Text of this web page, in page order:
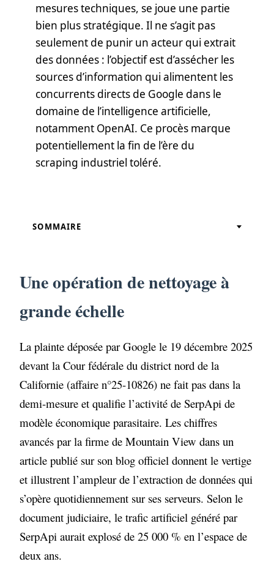
mesures techniques, se joue une partie
bien plus stratégique. Il ne s’agit pas
seulement de punir un acteur qui extrait
des données : l’objectif est d’assécher les
sources d’information qui alimentent les
concurrents directs de Google dans le
domaine de l’intelligence artificielle,
notamment OpenAI. Ce procès marque
potentiellement la fin de l’ère du
scraping industriel toléré.
SOMMAIRE
Couper l’oxygène des modèles de
Un signal d’alarme pour l’écosystème SEO
et Data
La souveraineté des données comme
nouvel actif stratégique
Sources de référence :
Une opération de nettoyage à
grande échelle
La plainte déposée par Google le 19 décembre 2025
devant la Cour fédérale du district nord de la
Californie (affaire n°25-10826) ne fait pas dans la
demi-mesure et qualifie l’activité de SerpApi de
modèle économique parasitaire. Les chiffres
avancés par la firme de Mountain View dans un
article publié sur son blog officiel donnent le vertige
et illustrent l’ampleur de l’extraction de données qui
s’opère quotidiennement sur ses serveurs. Selon le
document judiciaire, le trafic artificiel généré par
SerpApi aurait explosé de 25 000 % en l’espace de
deux ans.